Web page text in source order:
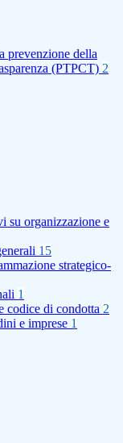
prevenzione della
(PTPCT) 2
su organizzazione e
15
strategico-
1
codice di condotta 2
e imprese 1